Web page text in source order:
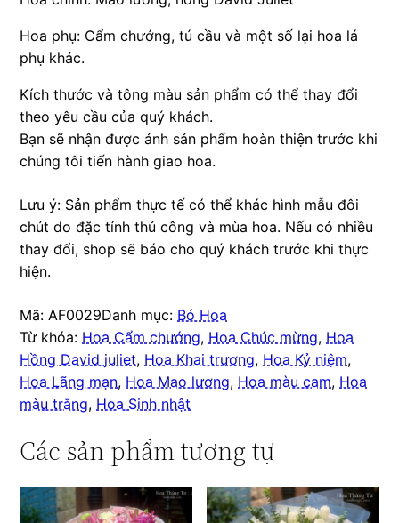
Hoa phụ: Cẩm chướng, tú cầu và một số lại hoa lá
phụ khác.
Kích thước và tông màu sản phẩm có thể thay đổi
theo yêu cầu của quý khách.
Bạn sẽ nhận được ảnh sản phẩm hoàn thiện trước khi
chúng tôi tiến hành giao hoa.
Lưu ý: Sản phẩm thực tế có thể khác hình mẫu đôi
chút do đặc tính thủ công và mùa hoa. Nếu có nhiều
thay đổi, shop sẽ báo cho quý khách trước khi thực
hiện.
Mã: AF0029Danh mục: Bó Hoa
Từ khóa: Hoa Cẩm chướng, Hoa Chúc mừng, Hoa
Hồng David juliet, Hoa Khai trương, Hoa Kỷ niệm,
Hoa Lãng mạn, Hoa Mao lương, Hoa màu cam, Hoa
màu trắng, Hoa Sinh nhật
Các sản phẩm tương tự